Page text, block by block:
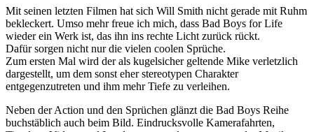
Mit seinen letzten Filmen hat sich Will Smith nicht gerade mit Ruhm
bekleckert. Umso mehr freue ich mich, dass Bad Boys for Life
wieder ein Werk ist, das ihn ins rechte Licht zurück rückt.
Dafür sorgen nicht nur die vielen coolen Sprüche.
Zum ersten Mal wird der als kugelsicher geltende Mike verletzlich
dargestellt, um dem sonst eher stereotypen Charakter
entgegenzutreten und ihm mehr Tiefe zu verleihen.
Neben der Action und den Sprüchen glänzt die Bad Boys Reihe
buchstäblich auch beim Bild. Eindrucksvolle Kamerafahrten,